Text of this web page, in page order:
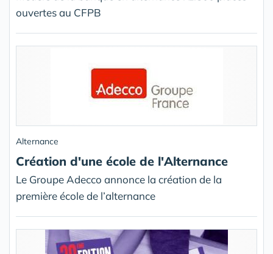
ouvertes au CFPB
Alternance
Création d'une école de l'Alternance
Le Groupe Adecco annonce la création de la
première école de l’alternance